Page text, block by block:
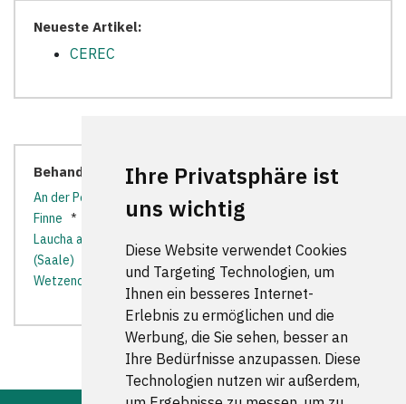
Ihre Privatsphäre ist
uns wichtig
Diese Website verwendet Cookies
und Targeting Technologien, um
Ihnen ein besseres Internet-
Erlebnis zu ermöglichen und die
Werbung, die Sie sehen, besser an
Ihre Bedürfnisse anzupassen. Diese
Technologien nutzen wir außerdem,
Neueste Artikel:
CEREC
Behandler in der Nähe:
An der Poststraße Bad Bibra *
Finne * Frauenprießnitz*Goseck*
Laucha an der Unstrut
(Saale)
Nemsdorf* Querfurt *Steigra*
Wetzendorf